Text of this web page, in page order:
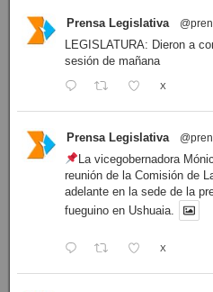
Prensa Legislativa
LEGISLATURA: Dieron a
sesión de mañana
X
Prensa Legislativa
La vicegobernadora
reunión de la Comisión de
adelante en la sede de la
fueguino en Ushuaia.
X